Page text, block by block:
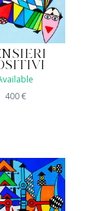
400€